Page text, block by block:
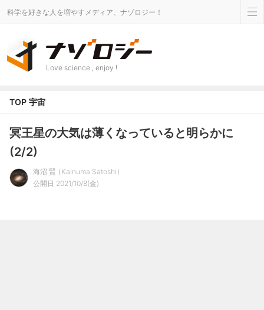
科学を好きな人を増やすメディア、ナゾロジー！
Love science , enjoy !
TOP 宇宙
冥王星の大気は薄くなっていると明らかに
(2/2)
海沼 賢
Kainuma Satoshi
公開日 2021/10/8(金)